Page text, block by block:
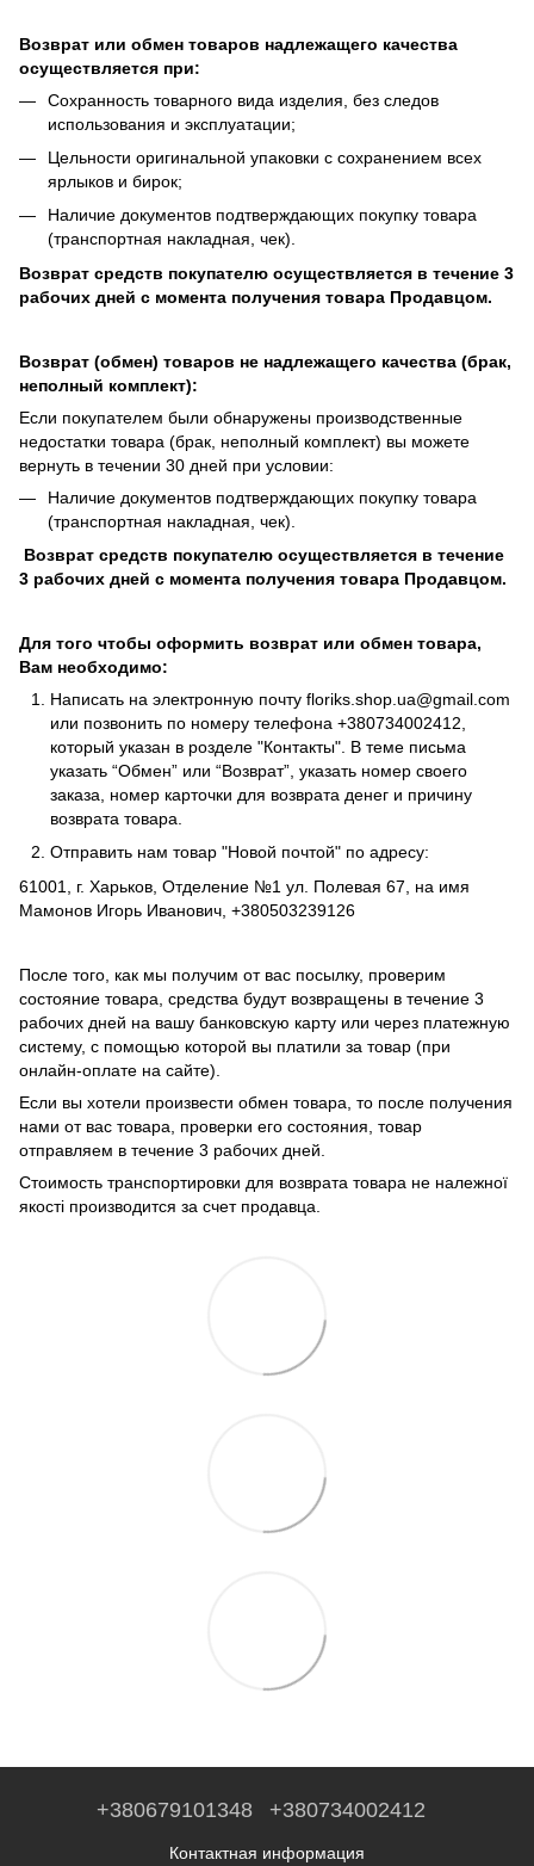
Возврат или обмен товаров надлежащего качества
осуществляется при:
Сохранность товарного вида изделия, без следов
использования и эксплуатации;
Цельности оригинальной упаковки с сохранением всех
ярлыков и бирок;
Наличие документов подтверждающих покупку товара
(транспортная накладная, чек).
Возврат средств покупателю осуществляется в течение 3
рабочих дней с момента получения товара Продавцом.
Возврат (обмен) товаров не надлежащего качества (брак,
неполный комплект):
Если покупателем были обнаружены производственные
недостатки товара (брак, неполный комплект) вы можете
вернуть в течении 30 дней при условии:
Наличие документов подтверждающих покупку товара
(транспортная накладная, чек).
Возврат средств покупателю осуществляется в течение
3 рабочих дней с момента получения товара Продавцом.
Для того чтобы оформить возврат или обмен товара,
Вам необходимо:
Написать на электронную почту floriks.shop.ua@gmail.com
или позвонить по номеру телефона +380734002412
который указан в розделе "Контакты" . В теме письма
указать “Обмен” или “Возврат”, указать номер своего
заказа, номер карточки для возврата денег и причину
возврата товара.
Отправить нам товар "Новой почтой" по адресу:
61001, г. Харьков, Отделение №1 ул. Полевая 67, на имя
Мамонов Игорь Иванович, +380503239126
После того, как мы получим от вас посылку, проверим
состояние товара, средства будут возвращены в течение 3
рабочих дней на вашу банковскую карту или через платежную
систему, с помощью которой вы платили за товар (при
онлайн-оплате на сайте).
Если вы хотели произвести обмен товара, то после получения
нами от вас товара, проверки его состояния, товар
отправляем в течение 3 рабочих дней.
Стоимость транспортировки для возврата товара не належної
якості производится за счет продавца.
+380679101348 +380734002412
Контактная информация